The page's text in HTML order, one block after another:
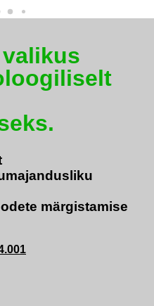
märgistamise